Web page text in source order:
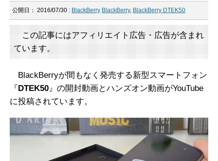
公開日： 2016/07/30 : BlackBerry BlackBerry, BlackBerry DTEK50
この記事にはアフィリエイト広告・広告が含まれ
ています。
BlackBerryが間もなく発売する新型スマートフォン
『DTEK50』の開封動画とハンズオン動画がYouTube
に投稿されています。